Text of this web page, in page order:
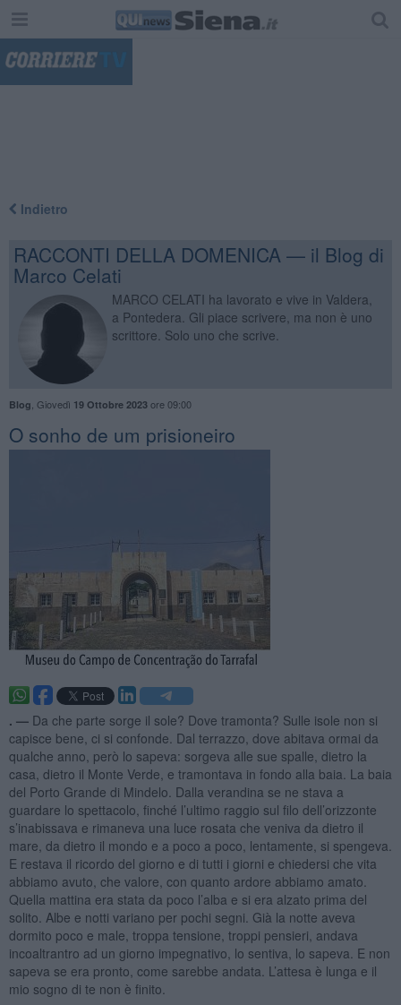
Indietro
RACCONTI DELLA DOMENICA — il Blog di
Marco Celati
MARCO CELATI ha lavorato e vive in Valdera,
a Pontedera. Gli piace scrivere, ma non è uno
scrittore. Solo uno che scrive.
Blog Giovedì 19 Ottobre 2023ore 09:00
O sonho de um prisioneiro
. — Da che parte sorge il sole? Dove tramonta? Sulle isole non si
capisce bene, ci si confonde. Dal terrazzo, dove abitava ormai da
qualche anno, però lo sapeva: sorgeva alle sue spalle, dietro la
casa, dietro il Monte Verde, e tramontava in fondo alla baia. La baia
del Porto Grande di Mindelo. Dalla verandina se ne stava a
guardare lo spettacolo, finché l’ultimo raggio sul filo dell’orizzonte
s’inabissava e rimaneva una luce rosata che veniva da dietro il
mare, da dietro il mondo e a poco a poco, lentamente, si spengeva.
E restava il ricordo del giorno e di tutti i giorni e chiedersi che vita
abbiamo avuto, che valore, con quanto ardore abbiamo amato.
Quella mattina era stata da poco l’alba e si era alzato prima del
solito. Albe e notti variano per pochi segni. Già la notte aveva
dormito poco e male, troppa tensione, troppi pensieri, andava
incoaltrantro ad un giorno impegnativo, lo sentiva, lo sapeva. E non
sapeva se era pronto, come sarebbe andata. L’attesa è lunga e il
mio sogno di te non è finito.